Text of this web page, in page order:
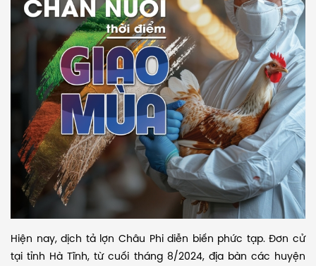
Hiện nay, dịch tả lợn Châu Phi diễn biến phức tạp. Đơn cử
tại tỉnh Hà Tĩnh, từ cuối tháng 8/2024, địa bàn các huyện